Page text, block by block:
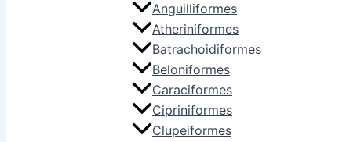
Anguilliformes
Atheriniformes
Batrachoidiformes
Beloniformes
Caraciformes
Cipriniformes
Clupeiformes